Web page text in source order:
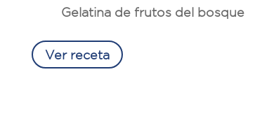
Gelatina de frutos del bosque
Ver receta